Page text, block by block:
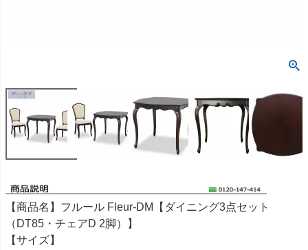
【商品名】フルール Fleur-DM【ダイニング3点セット
（DT85・チェアD 2脚）】
【サイズ】